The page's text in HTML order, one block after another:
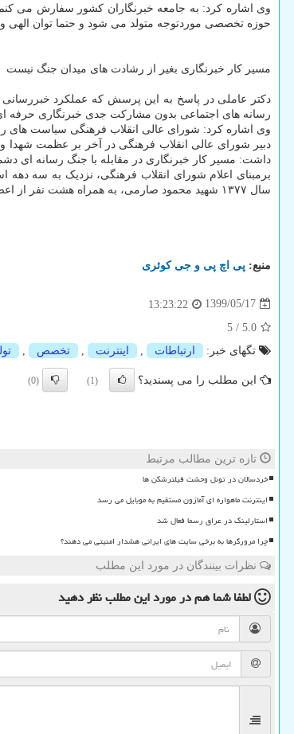
وی اشاره کرد: به جامعه خبرنگاران کشور سفارش می
حوزه تخصصی موردتوجه متولد می شود و حتما توان الهی
مسیر کار خبرنگاری بغیر از رشادت های میدان جنگ نیست
دکتر عاملی در پاسخ به این پرسش که عملکرد
رسانه های اجتماعی بدون مشارکت جدی خبرنگاری حرفه
وی اشاره کرد: شورای عالی انقلاب فرهنگی سیاست های
دبیر شورای عالی انقلاب فرهنگی در آخر بر عظمت
داشت: مسیر کار خبرنگاری در مقابله با جنگ رسانه ای
سال ۱۳۷۷ شهید محمود صارمی، به همراه هشت نفر از اعضای کنسولگری ایران در مزار شریف افغانستان به دست گروهک تروریستی طالبان به شهادت رسید.
منبع: پی اچ پی و جی كوئری
1399/05/17
13:23:22
5.0
/
5
تگهای خبر:
ارتباطات , اینترنت , تخصص ,
این مطلب را می پسندید؟ (1)
(0)
تازه ترین مطالب مرتبط
خردسالان در تونل وحشت فیلترشکن ها
اینترنت ماهواره ای آمازون مستقیم به موبایل می رسد
استارلینک در عراق رسما فعال شد
چرا مرورگرها به برخی سایت های ایرانی هشدار امنیتی می دهند؟
نظرات بینندگان در مورد این مطلب
لطفا شما همدر مورد این مطلبنظر دهید